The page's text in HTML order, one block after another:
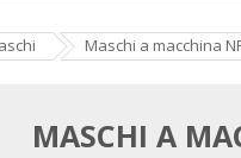
Maschi a macchina
MASCHI A